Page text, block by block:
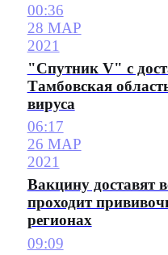
00:36
28 МАР
2021
"Спутник V" с
Тамбовская
вируса
06:17
26 МАР
2021
Вакцину доставят
проходит
регионах
09:09